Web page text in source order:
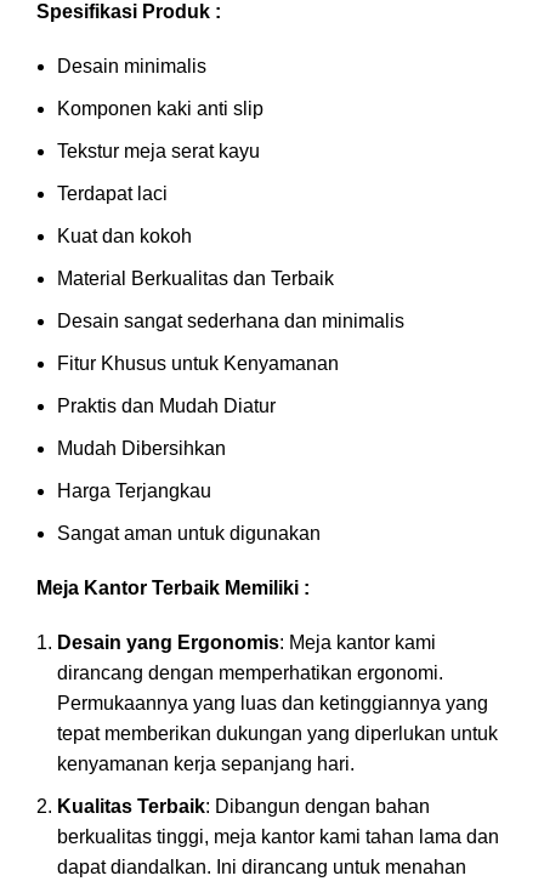
Spesifikasi Produk :
Desain minimalis
Komponen kaki anti slip
Tekstur meja serat kayu
Terdapat laci
Kuat dan kokoh
Material Berkualitas dan Terbaik
Desain sangat sederhana dan minimalis
Fitur Khusus untuk Kenyamanan
Praktis dan Mudah Diatur
Mudah Dibersihkan
Harga Terjangkau
Sangat aman untuk digunakan
Meja Kantor Terbaik Memiliki :
Desain yang Ergonomis: Meja kantor kami
dirancang dengan memperhatikan ergonomi.
Permukaannya yang luas dan ketinggiannya yang
tepat memberikan dukungan yang diperlukan untuk
kenyamanan kerja sepanjang hari.
Kualitas Terbaik: Dibangun dengan bahan
berkualitas tinggi, meja kantor kami tahan lama dan
dapat diandalkan. Ini dirancang untuk menahan